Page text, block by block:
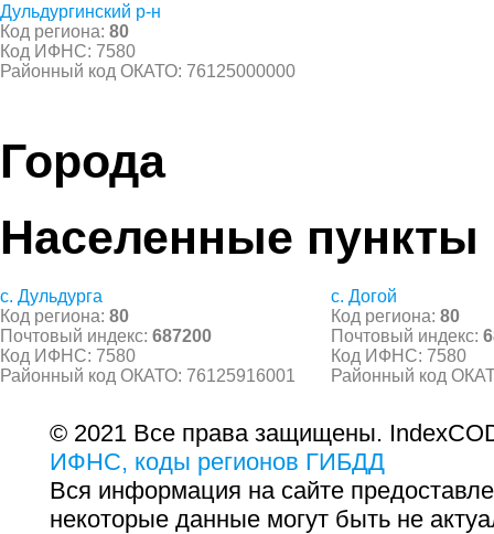
Дульдургинский р-н
Код региона: 80
Код ИФНС: 7580
Районный код ОКАТО: 76125000000
Города
Населенные пункты
с. Дульдурга
Код региона: 80
Почтовый индекс: 687200
Код ИФНС: 7580
Районный код ОКАТО: 76125916001
с. Догой
Код региона: 80
Почтовый индекс:
Код ИФНС: 7580
Районный код
© 2021 Все права защищены.
ИФНС, коды регионов ГИБДД
Вся информация на сайте
некоторые данные могут быть не